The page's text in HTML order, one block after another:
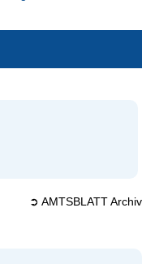
➲ AMTSBLATT Archiv